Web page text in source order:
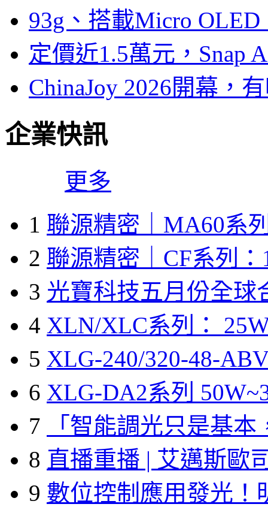
93g、搭載Micro
定價近1.5萬元，Snap
ChinaJoy 2026開幕，
企業快訊
更多
1 聯源精密｜MA60系
2 聯源精密｜CF系列：
3 光寶科技五月份全球
4 XLN/XLC系列：
5 XLG-240/320-48-
6 XLG-DA2系列
7
「智能調光只是基本
8 直播重播 | 艾邁斯歐
9 數位控制應用發光！